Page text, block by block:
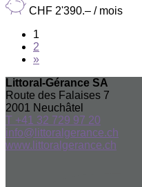
CHF 2'390.– / mois
1
2
»
Littoral-Gérance SA
Route des Falaises 7
2001
Neuchâtel
T +41 32 729 97 20
info@littoralgerance.ch
www.littoralgerance.ch